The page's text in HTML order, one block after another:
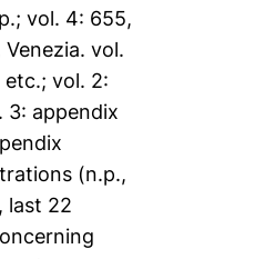
vol. 4: 655,
vol.
vol. 2:
3: appendix
(n.p.,
last 22